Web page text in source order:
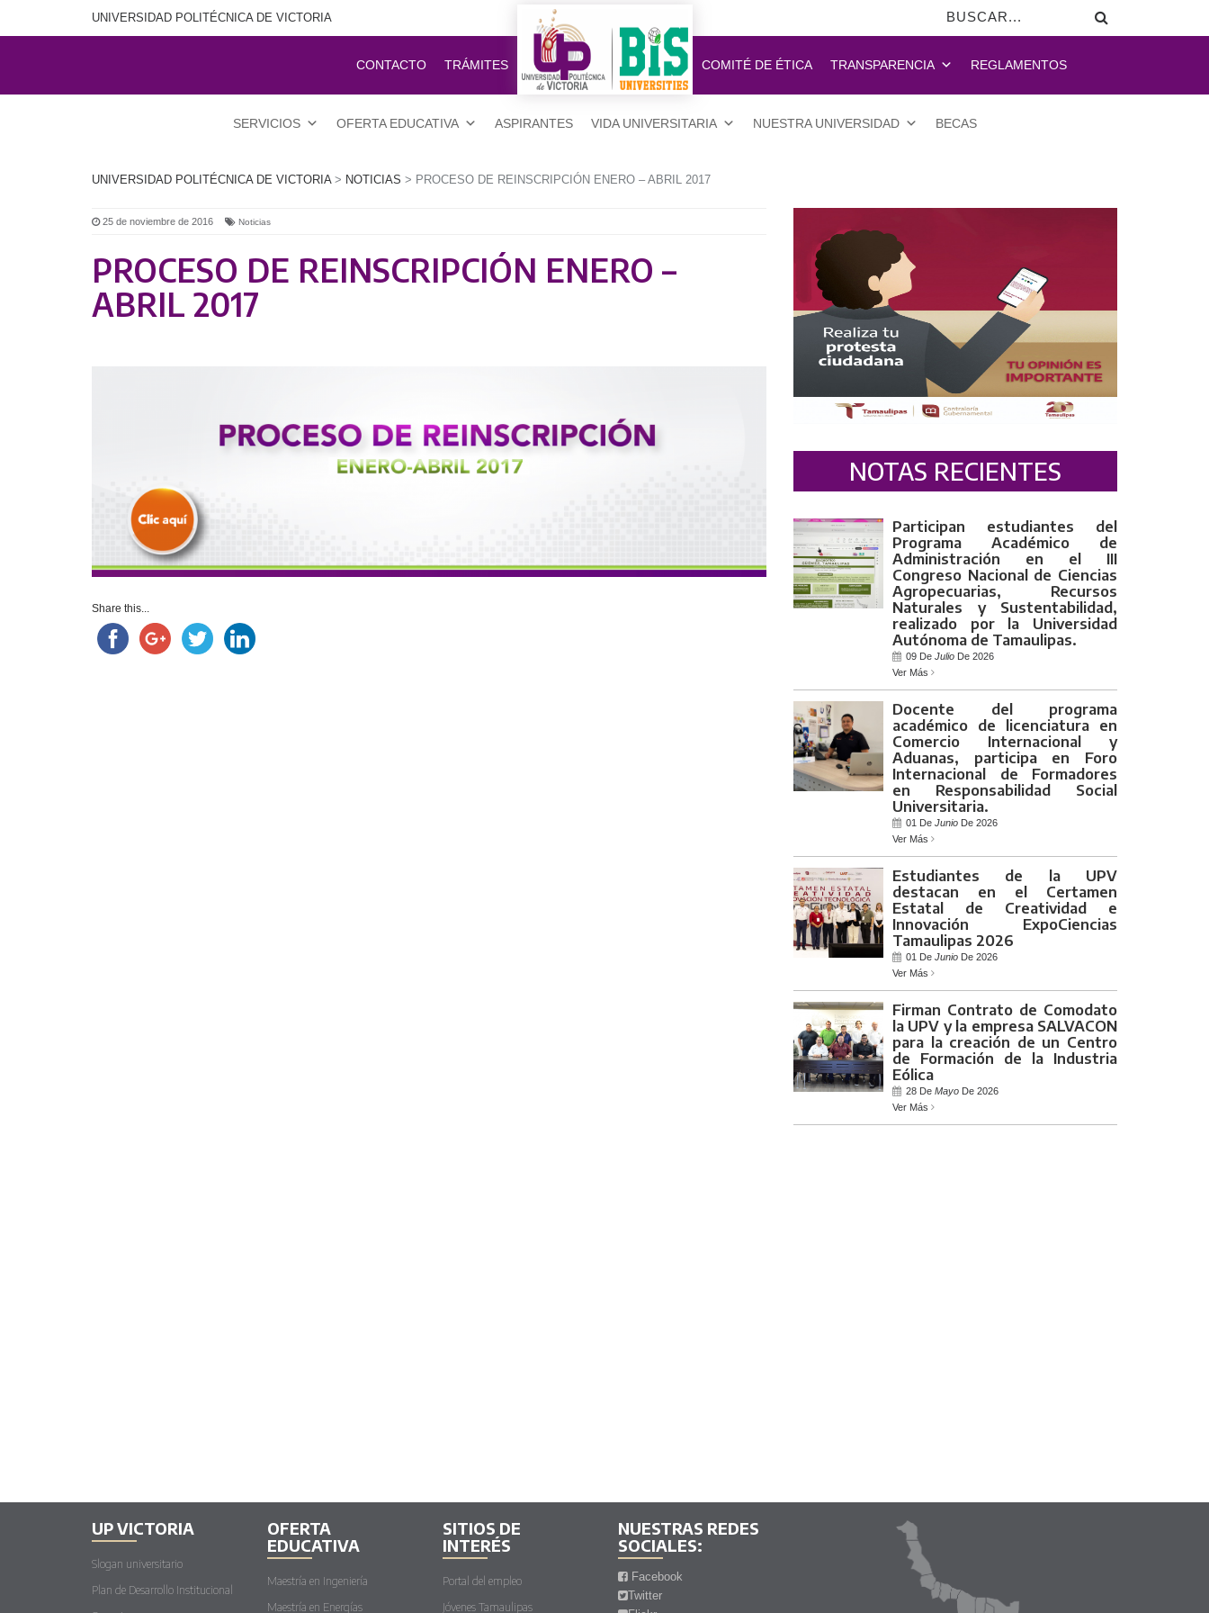
UNIVERSIDAD POLITÉCNICA DE VICTORIA
CONTACTO TRÁMITES COMITÉ DE ÉTICA TRANSPARENCIA REGLAMENTOS
SERVICIOS OFERTA EDUCATIVA ASPIRANTES VIDA UNIVERSITARIA NUESTRA UNIVERSIDAD BECAS
UNIVERSIDAD POLITÉCNICA DE VICTORIA> NOTICIAS > PROCESO DE REINSCRIPCIÓN ENERO – ABRIL 2017
25 de noviembre de 2016 Noticias
PROCESO DE REINSCRIPCIÓN ENERO –
ABRIL 2017
Share this...
NOTAS RECIENTES
Participan estudiantes del
Programa Académico de
Administración en el III
Congreso Nacional de Ciencias
Agropecuarias, Recursos
Naturales y Sustentabilidad,
realizado por la Universidad
Autónoma de Tamaulipas.
09 De Julio De 2026
Ver Más
Docente del programa
académico de licenciatura en
Comercio Internacional y
Aduanas, participa en Foro
Internacional de Formadores
en Responsabilidad Social
Universitaria.
01 De Junio De 2026
Ver Más
Estudiantes de la UPV
destacan en el Certamen
Estatal de Creatividad e
Innovación ExpoCiencias
Tamaulipas 2026
01 De Junio De 2026
Ver Más
Firman Contrato de Comodato
la UPV y la empresa SALVACON
para la creación de un Centro
de Formación de la Industria
Eólica
28 De Mayo De 2026
Ver Más
UP VICTORIA
Slogan universitario
Plan de Desarrollo Institucional
OFERTA
EDUCATIVA
Maestría en Ingeniería
Maestría en Energías
SITIOS DE
INTERÉS
Portal del empleo
Jóvenes Tamaulipas
NUESTRAS REDES
SOCIALES:
Facebook
Twitter